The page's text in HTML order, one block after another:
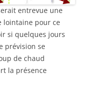
entrevue une
lointaine pour ce
si quelques jours
prévision se
de chaud
la présence